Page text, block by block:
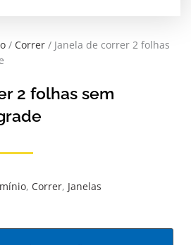
/ Correr / Janela de correr 2 folhas
2 folhas sem
, Correr, Janelas